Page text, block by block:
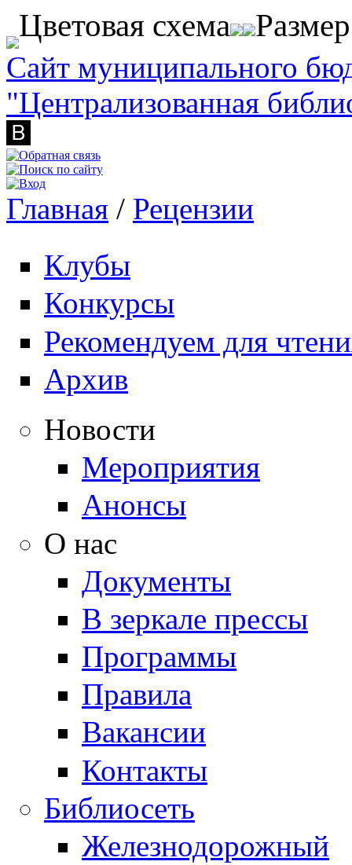
Перейти к основному содержанию
Цветовая схема
Сайт муниципального
"Централизованная
Вы здесь
Главная / Рецензии
Клубы
Конкурсы
Рекомендуем для
Архив
Новости
Мероприятия
Анонсы
О нас
Документы
В зеркале прессы
Программы
Правила
Вакансии
Контакты
Библиосеть
Железнодорожный